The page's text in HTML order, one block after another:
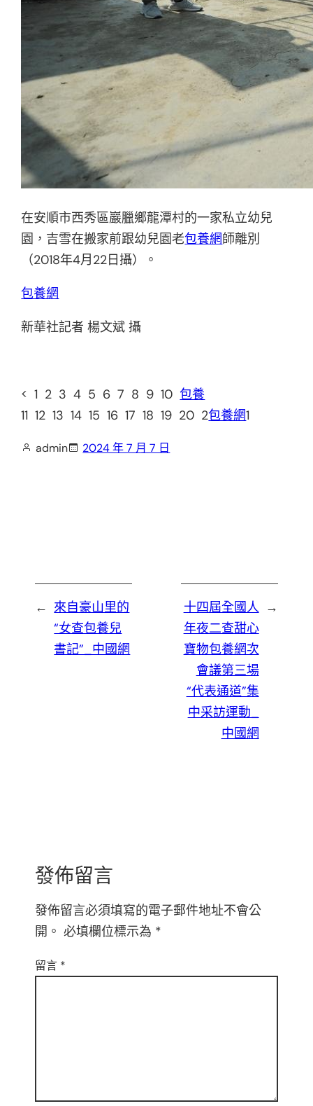
在安順市西秀區巖臘鄉龍潭村的一家私立幼兒
園，吉雪在搬家前跟幼兒園老包養網師離別
（2018年4月22日攝）。
包養網
新華社記者 楊文斌 攝
< 1 2 3 4 5 6 7 8 9 10包養
11 12 13 14 15 16 17 18 19 20 2包養網1
admin 2024 年 7 月 7 日
← 來自豪山里的
“女查包養兒
書記”_中國網
→
十四屆全國人
年夜二查甜心
寶物包養網次
會議第三場
“代表通道”集
中采訪運動_
中國網
發佈留言
發佈留言必須填寫的電子郵件地址不會公
開。 必填欄位標示為 *
留言 *